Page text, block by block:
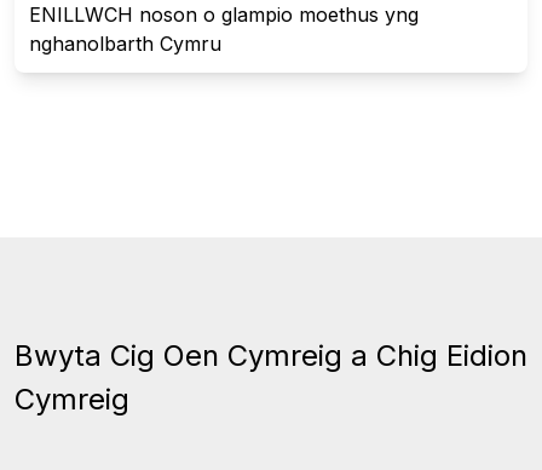
ENILLWCH noson o glampio moethus yng
nghanolbarth Cymru
Bwyta Cig Oen Cymreig a Chig Eidion
Cymreig